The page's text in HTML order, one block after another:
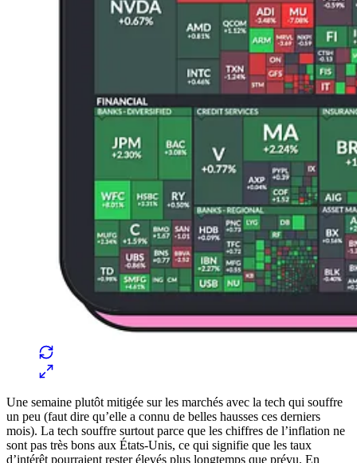
Une semaine plutôt mitigée sur les marchés avec la tech qui souffre
un peu (faut dire qu’elle a connu de belles hausses ces derniers
mois). La tech souffre surtout parce que les chiffres de l’inflation ne
sont pas très bons aux États-Unis, ce qui signifie que les taux
d’intérêt pourraient rester élevés plus longtemps que prévu. En